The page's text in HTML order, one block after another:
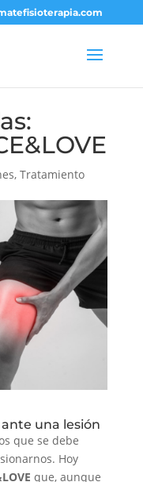
, Tratamiento
una lesión
que se debe
Hoy
que, aunque